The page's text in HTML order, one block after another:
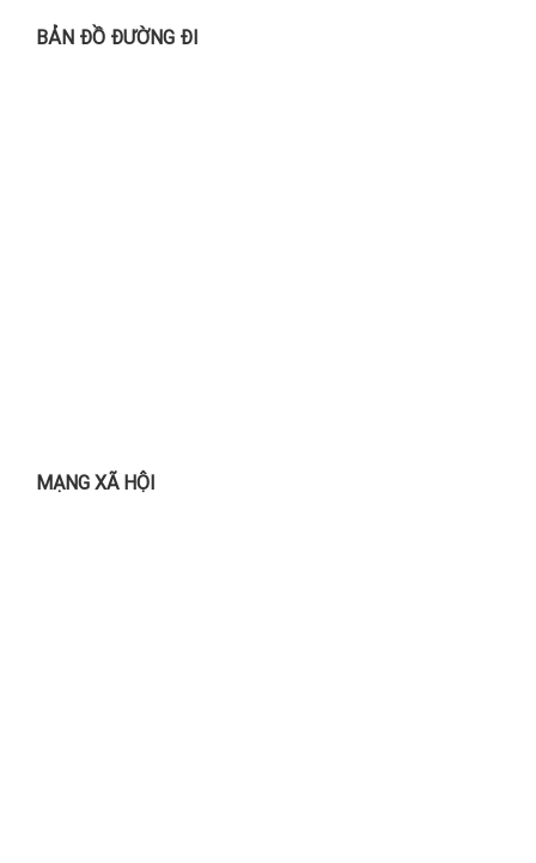
BẢN ĐỒ ĐƯỜNG ĐI
MẠNG XÃ HỘI